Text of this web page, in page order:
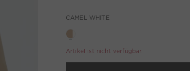
CAMEL WHITE
Artikel ist nicht verfügbar.